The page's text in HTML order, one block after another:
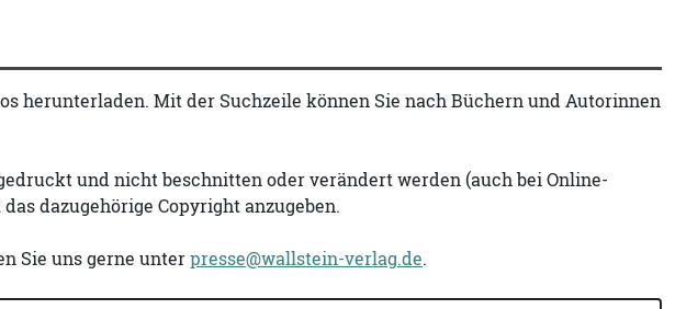
herunterladen. Mit der Suchzeile können Sie nach Büchern und Autorinnen
und nicht beschnitten oder verändert werden (auch bei Online-
dazugehörige Copyright anzugeben.
Sie uns gerne unterpresse@wallstein-verlag.de.